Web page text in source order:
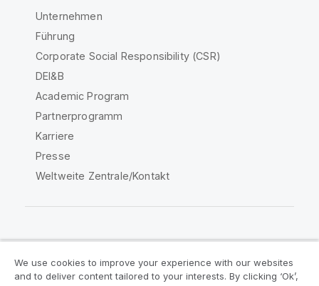
Unternehmen
Führung
Corporate Social Responsibility (CSR)
DEI&B
Academic Program
Partnerprogramm
Karriere
Presse
Weltweite Zentrale/Kontakt
We use cookies to improve your experience with our websites
and to deliver content tailored to your interests. By clicking ‘Ok’,